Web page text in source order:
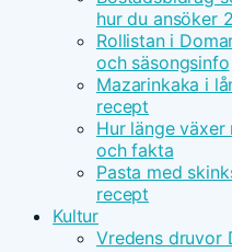
hur du ansöker
Rollistan i
och säsongsinfo
Mazarinkaka i
recept
Hur länge växer
och fakta
Pasta med
recept
Kultur
Vredens druvor